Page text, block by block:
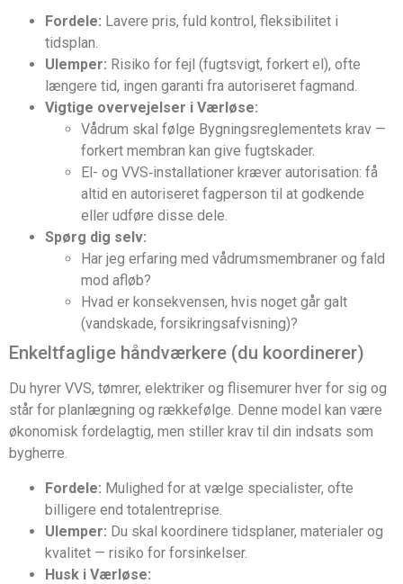
Fordele: Lavere pris, fuld kontrol, fleksibilitet i
tidsplan.
Ulemper: Risiko for fejl (fugtsvigt, forkert el), ofte
længere tid, ingen garanti fra autoriseret fagmand.
Vigtige overvejelser i Værløse:
Vådrum skal følge Bygningsreglementets krav —
forkert membran kan give fugtskader.
El- og VVS‑installationer kræver autorisation: få
altid en autoriseret fagperson til at godkende
eller udføre disse dele.
Spørg dig selv:
Har jeg erfaring med vådrumsmembraner og fald
mod afløb?
Hvad er konsekvensen, hvis noget går galt
(vandskade, forsikringsafvisning)?
Enkeltfaglige håndværkere (du koordinerer)
Du hyrer VVS, tømrer, elektriker og flisemurer hver for sig og
står for planlægning og rækkefølge. Denne model kan være
økonomisk fordelagtig, men stiller krav til din indsats som
bygherre.
Fordele: Mulighed for at vælge specialister, ofte
billigere end totalentreprise.
Ulemper: Du skal koordinere tidsplaner, materialer og
kvalitet — risiko for forsinkelser.
Husk i Værløse: